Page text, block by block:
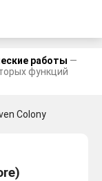
работы —
функций
Colony